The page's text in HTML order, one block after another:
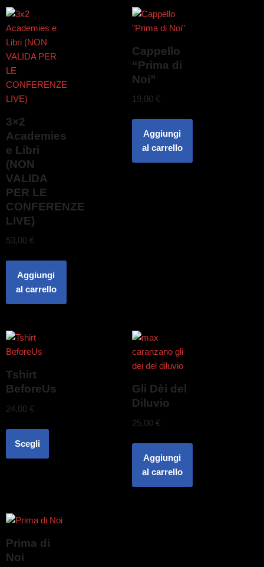
3×2
Academies
e Libri
(NON
VALIDA
PER LE
CONFERENZE
LIVE)
53,00 €
Aggiungi
al carrello
Cappello
“Prima di
Noi”
19,00 €
Aggiungi
al carrello
Tshirt
BeforeUs
24,00 €
Scegli
Gli Dèi del
Diluvio
25,00 €
Aggiungi
al carrello
Prima di
Noi